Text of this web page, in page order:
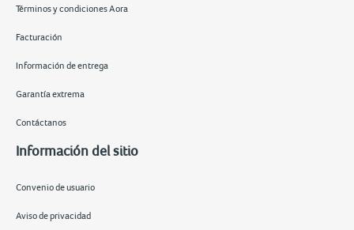
Términos y condiciones Aora
Facturación
Información de entrega
Garantía extrema
Contáctanos
Información del sitio
Convenio de usuario
Aviso de privacidad